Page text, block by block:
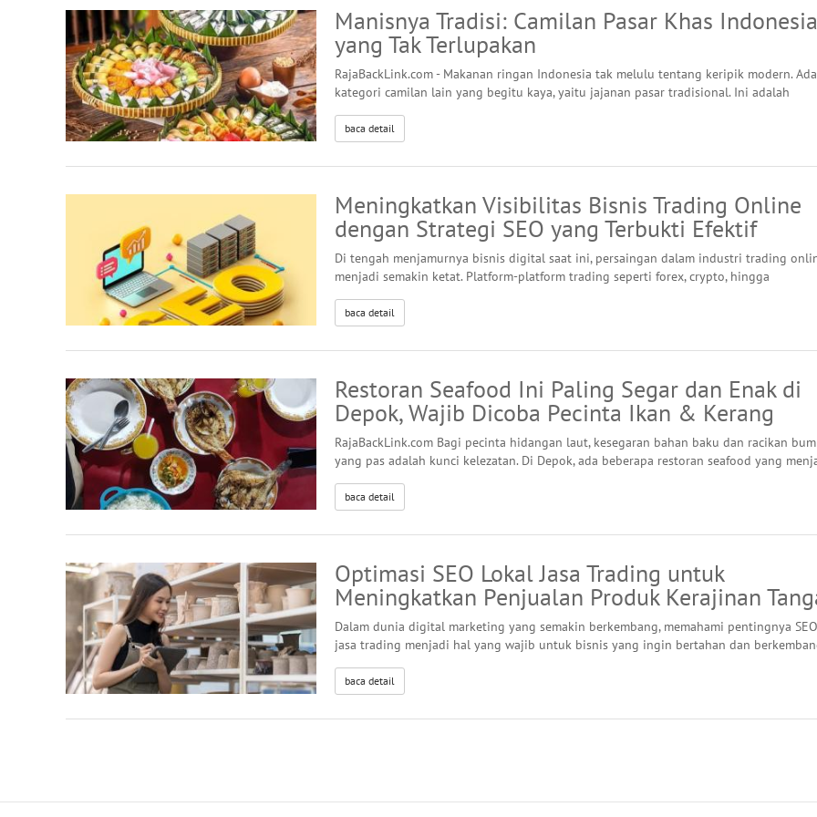
Manisnya Tradisi: Camilan Pasar Khas Indonesia
yang Tak Terlupakan
RajaBackLink.com - Makanan ringan Indonesia tak melulu tentang keripik modern. Ada
kategori camilan lain yang begitu kaya, yaitu jajanan pasar tradisional. Ini adalah
baca detail
Meningkatkan Visibilitas Bisnis Trading Online
dengan Strategi SEO yang Terbukti Efektif
Di tengah menjamurnya bisnis digital saat ini, persaingan dalam industri trading
menjadi semakin ketat. Platform-platform trading seperti forex, crypto, hingga
baca detail
Restoran Seafood Ini Paling Segar dan Enak di
Depok, Wajib Dicoba Pecinta Ikan & Kerang
RajaBackLink.com Bagi pecinta hidangan laut, kesegaran bahan baku dan racikan
yang pas adalah kunci kelezatan. Di Depok, ada beberapa restoran seafood yang
baca detail
Optimasi SEO Lokal Jasa Trading untuk
Meningkatkan Penjualan Produk Kerajinan
Dalam dunia digital marketing yang semakin berkembang, memahami pentingnya
jasa trading menjadi hal yang wajib untuk bisnis yang ingin bertahan dan
baca detail